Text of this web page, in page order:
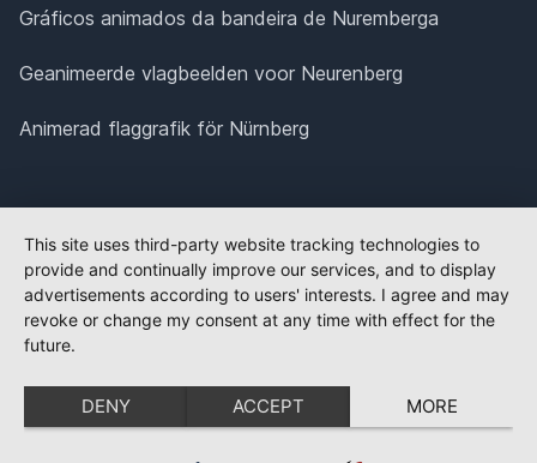
Gráficos animados da bandeira de Nuremberga
Geanimeerde vlagbeelden voor Neurenberg
Animerad flaggrafik för Nürnberg
This site uses third-party website tracking technologies to
provide and continually improve our services, and to display
advertisements according to users' interests. I agree and may
revoke or change my consent at any time with effect for the
future.
DENY ACCEPT MORE